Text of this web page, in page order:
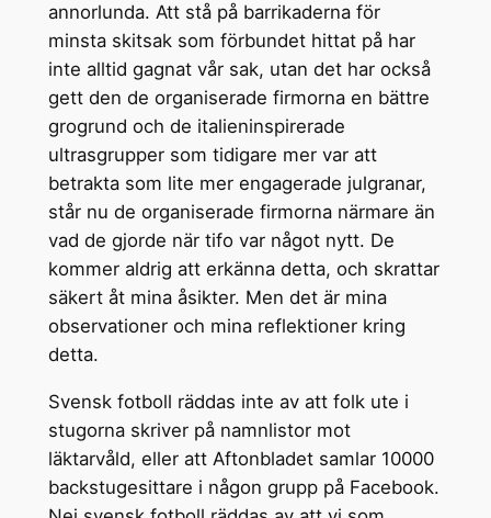
annorlunda. Att stå på barrikaderna för
minsta skitsak som förbundet hittat på har
inte alltid gagnat vår sak, utan det har också
gett den de organiserade firmorna en bättre
grogrund och de italieninspirerade
ultrasgrupper som tidigare mer var att
betrakta som lite mer engagerade julgranar,
står nu de organiserade firmorna närmare än
vad de gjorde när tifo var något nytt. De
kommer aldrig att erkänna detta, och skrattar
säkert åt mina åsikter. Men det är mina
observationer och mina reflektioner kring
detta.
Svensk fotboll räddas inte av att folk ute i
stugorna skriver på namnlistor mot
läktarvåld, eller att Aftonbladet samlar 10000
backstugesittare i någon grupp på Facebook.